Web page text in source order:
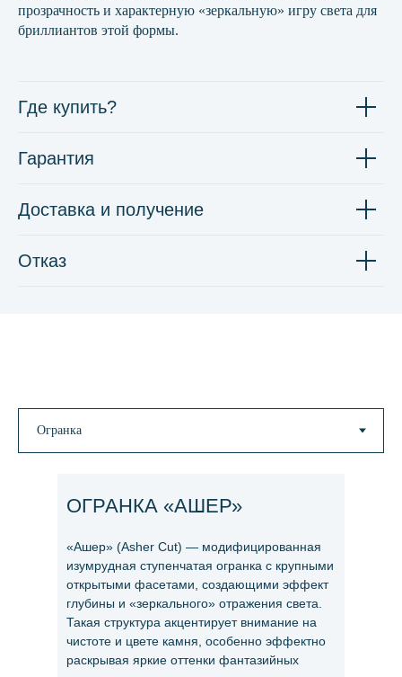
прозрачность и характерную «зеркальную» игру света для
бриллиантов этой формы.
Где купить?
Гарантия
Доставка и получение
Отказ
«Ашер» (Asher Cut) — модифицированная
изумрудная ступенчатая огранка с крупными
открытыми фасетами, создающими эффект
глубины и «зеркального» отражения света.
Такая структура акцентирует внимание на
чистоте и цвете камня, особенно эффектно
раскрывая яркие оттенки фантазийных
ОГРАНКА «АШЕР»